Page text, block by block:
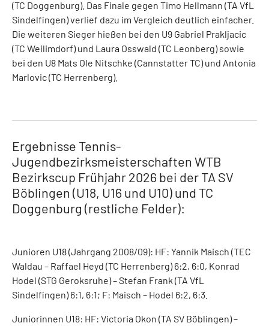
(TC Doggenburg). Das Finale gegen Timo Hellmann (TA VfL
Sindelfingen) verlief dazu im Vergleich deutlich einfacher.
Die weiteren Sieger hießen bei den U9 Gabriel Prakljacic
(TC Weilimdorf) und Laura Osswald (TC Leonberg) sowie
bei den U8 Mats Ole Nitschke (Cannstatter TC) und Antonia
Marlovic (TC Herrenberg).
Ergebnisse Tennis-
Jugendbezirksmeisterschaften WTB
Bezirkscup Frühjahr 2026 bei der TA SV
Böblingen (U18, U16 und U10) und TC
Doggenburg (restliche Felder):
Junioren U18 (Jahrgang 2008/09): HF: Yannik Maisch (TEC
Waldau – Raffael Heyd (TC Herrenberg) 6:2, 6:0, Konrad
Hodel (STG Geroksruhe) – Stefan Frank (TA VfL
Sindelfingen) 6:1, 6:1; F: Maisch – Hodel 6:2, 6:3.
Juniorinnen U18: HF: Victoria Okon (TA SV Böblingen) –